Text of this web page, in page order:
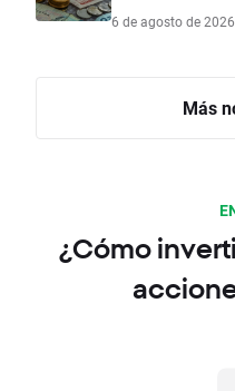
6 de agosto de 2026
Más
¿Cómo